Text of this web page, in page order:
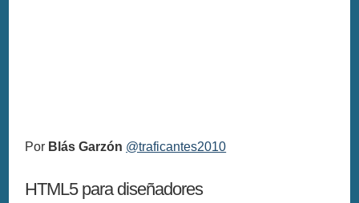
Por Blás Garzón @traficantes2010
HTML5 para diseñadores